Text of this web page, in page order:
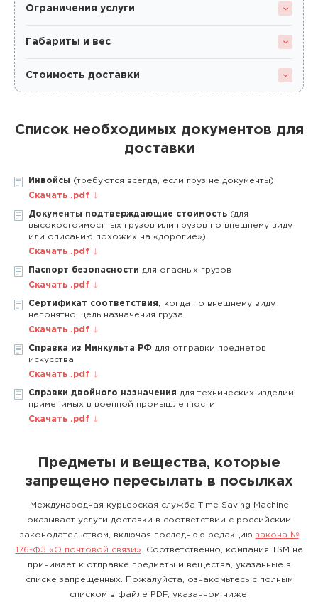
Ограничения услуги
Габариты и вес
Стоимость доставки
Список необходимых документов для
доставки
Инвойсы (требуются всегда, если груз не документы)
Скачать .pdf
Документы подтверждающие стоимость (для
высокостоимостных грузов или грузов по внешнему виду
или описанию похожих на «дорогие»)
Скачать .pdf
Паспорт безопасности для опасных грузов
Скачать .pdf
Сертификат соответствия, когда по внешнему виду
непонятно, цель назначения груза
Скачать .pdf
Справка из Минкульта РФ для отправки предметов
искусства
Скачать .pdf
Справки двойного назначения для технических изделий,
применимых в военной промышленности
Скачать .pdf
Предметы и вещества, которые
запрещено пересылать в посылках
Международная курьерская служба Time Saving Machine
оказывает услуги доставки в соответствии с российским
законодательством, включая последнюю редакцию закона №
176-ФЗ «О почтовой связи» . Соответственно, компания TSM не
принимает к отправке предметы и вещества, указанные в
списке запрещенных. Пожалуйста, ознакомьтесь с полным
списком в файле PDF, указанном ниже.